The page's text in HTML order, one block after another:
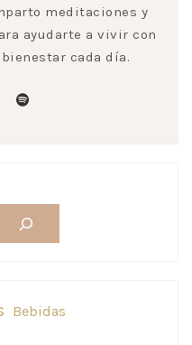
meditaciones y
ayudarte a vivir con
cada día.
Bebidas